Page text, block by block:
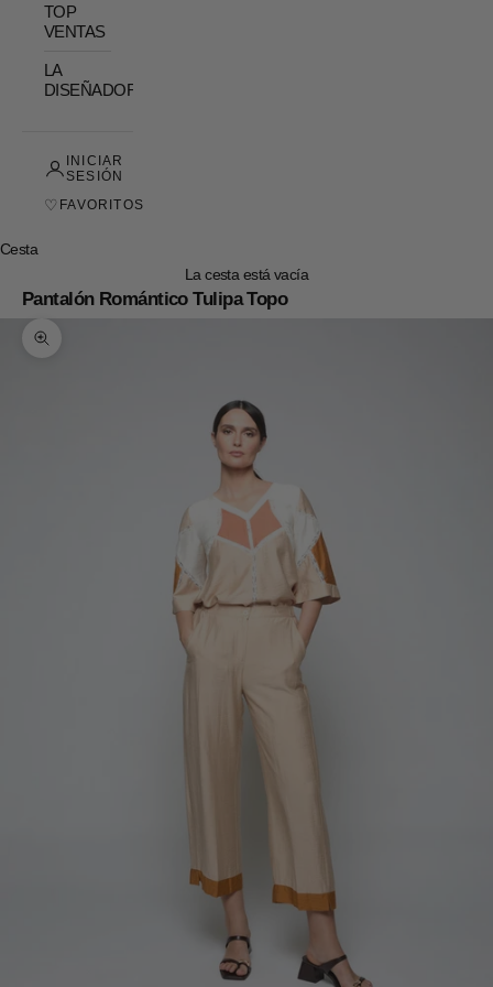
TOP
VENTAS
LA
DISEÑADORA
INICIAR
SESIÓN
♡ FAVORITOS
Cesta
La cesta está vacía
Pantalón Romántico Tulipa Topo
Zoom